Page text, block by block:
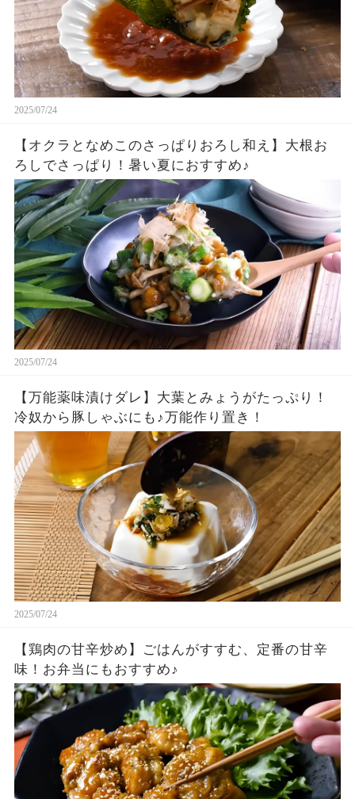
2025/07/24
【オクラとなめこのさっぱりおろし和え】大根お
ろしでさっぱり！暑い夏におすすめ♪
2025/07/24
【万能薬味漬けダレ】大葉とみょうがたっぷり！
冷奴から豚しゃぶにも♪万能作り置き！
2025/07/24
【鶏肉の甘辛炒め】ごはんがすすむ、定番の甘辛
味！お弁当にもおすすめ♪